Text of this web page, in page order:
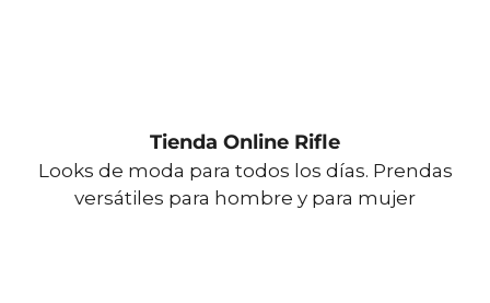
Tienda Online Rifle
Looks de moda para todos los días. Prendas
versátiles para hombre y para mujer